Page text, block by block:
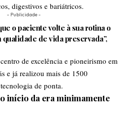
digestivos e bariátricos.
- Publicidade -
o paciente volte à sua rotina o
qualidade de vida preservada”,
de excelência e pioneirismo em
e já realizou mais de 1500
de ponta.
início da era minimamente